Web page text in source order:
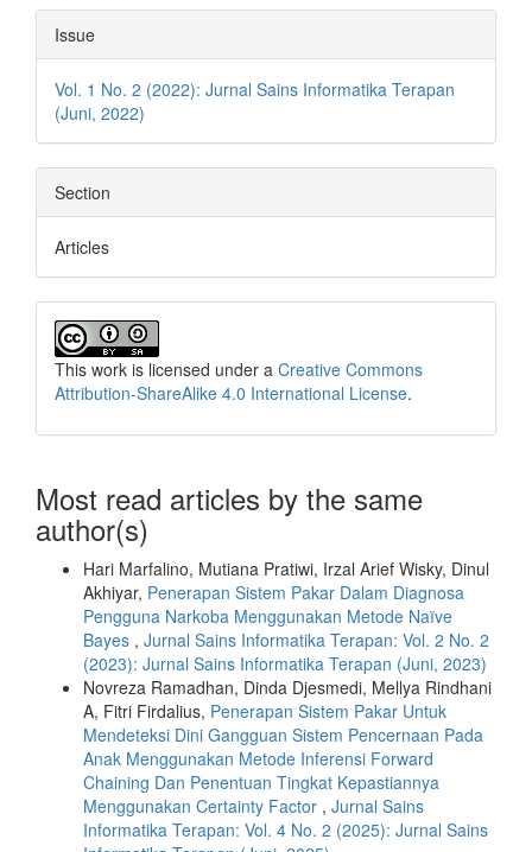
Article
Details
Issue
Vol. 1 No. 2 (2022): Jurnal Sains Informatika Terapan
(Juni, 2022)
Section
Articles
This work is licensed under a Creative Commons
Attribution-ShareAlike 4.0 International License.
Most read articles by the same
author(s)
Hari Marfalino, Mutiana Pratiwi, Irzal Arief Wisky, Dinul
Akhiyar, Penerapan Sistem Pakar Dalam Diagnosa
Pengguna Narkoba Menggunakan Metode Naïve
Bayes , Jurnal Sains Informatika Terapan: Vol. 2 No. 2
(2023): Jurnal Sains Informatika Terapan (Juni, 2023)
Novreza Ramadhan, Dinda Djesmedi, Mellya Rindhani
A, Fitri Firdalius, Penerapan Sistem Pakar Untuk
Mendeteksi Dini Gangguan Sistem Pencernaan Pada
Anak Menggunakan Metode Inferensi Forward
Chaining Dan Penentuan Tingkat Kepastiannya
Menggunakan Certainty Factor , Jurnal Sains
Informatika Terapan: Vol. 4 No. 2 (2025): Jurnal Sains